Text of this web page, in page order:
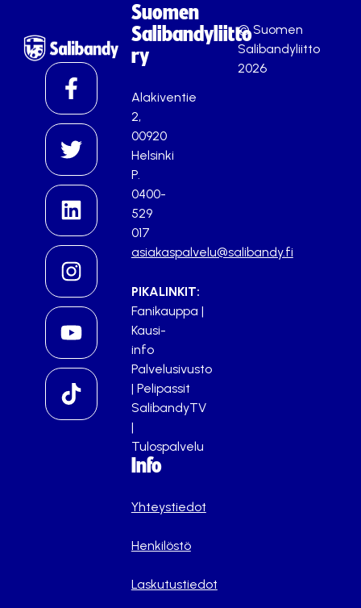
Suomen
Salibandyliitto
ry
Alakiventie
2,
00920
Helsinki
P.
0400-
529
017
asiakaspalvelu@salibandy.fi
PIKALINKIT:
Fanikauppa |
Kausi-
info
Palvelusivusto
| Pelipassit
SalibandyTV
|
Tulospalvelu
Info
Yhteystiedot
Henkilöstö
Laskutustiedot
© Suomen
Salibandyliitto
2026